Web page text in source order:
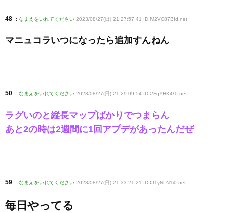
48 : なまえをいれてください 2023/08/27(日) 21:27:57.41 ID:M2VC87Bfd .net
マニュコラいつになったら追加すんねん
50 : なまえをいれてください 2023/08/27(日) 21:29:09.54 ID:2FqYHKiG0 .net
ラグいのと縦長マップばかりでつまらん
あと2の時は2週間に1回アプデがあったんだぜ
59 : なまえをいれてください 2023/08/27(日) 21:33:21.21 ID:O1yNLN1i0 .net
毎日やってる